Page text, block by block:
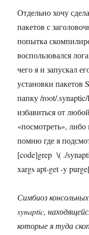
Отдельно хочу
пакетов с
попытка
воспользовался
чего я и запускал
установки пакетов
папку /root/
избавиться от
«посмотреть»,
помню где я
[code]grep \( ./
xargs apt-get -y
Симбиоз
synaptic,
которые я туда